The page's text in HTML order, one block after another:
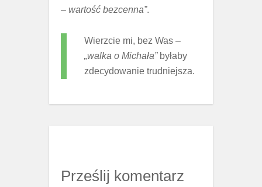
– wartość bezcenna”.
Wierzcie mi, bez Was –
„walka o Michała”byłaby
zdecydowanie trudniejsza.
Prześlij komentarz